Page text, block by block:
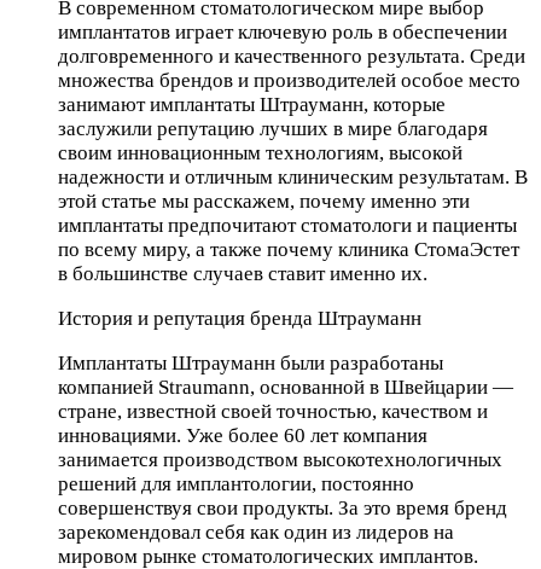
В современном стоматологическом мире выбор
имплантатов играет ключевую роль в обеспечении
долговременного и качественного результата. Среди
множества брендов и производителей особое место
занимают имплантаты Штрауманн, которые
заслужили репутацию лучших в мире благодаря
своим инновационным технологиям, высокой
надежности и отличным клиническим результатам. В
этой статье мы расскажем, почему именно эти
имплантаты предпочитают стоматологи и пациенты
по всему миру, а также почему клиника СтомаЭстет
в большинстве случаев ставит именно их.
История и репутация бренда Штрауманн
Имплантаты Штрауманн были разработаны
компанией Straumann, основанной в Швейцарии —
стране, известной своей точностью, качеством и
инновациями. Уже более 60 лет компания
занимается производством высокотехнологичных
решений для имплантологии, постоянно
совершенствуя свои продукты. За это время бренд
зарекомендовал себя как один из лидеров на
мировом рынке стоматологических имплантов.